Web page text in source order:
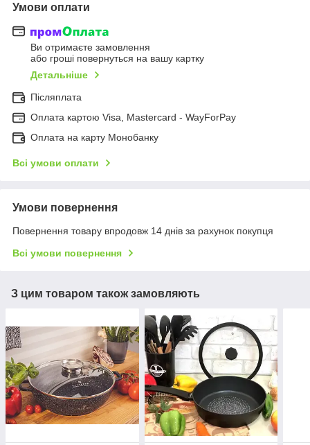
Умови оплати
Ви отримаєте замовлення
або гроші повернуться на вашу картку
Детальніше
Післяплата
Оплата картою Visa, Mastercard - WayForPay
Оплата на карту Монобанку
Всі умови оплати
Умови повернення
Повернення товару впродовж 14 днів за рахунок покупця
Всі умови повернення
З цим товаром також замовляють